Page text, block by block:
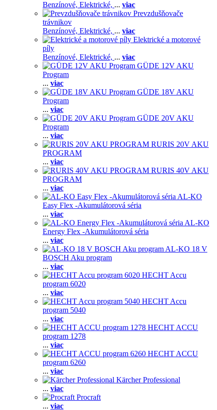
Benzínové, Elektrické, ... viac
Prevzdušňovače
trávnikov
Benzínové, Elektrické, ... viac
Elektrické a motorové
píly
Benzínové, Elektrické, ... viac
GÜDE 12V AKU
Program
... viac
GÜDE 18V AKU
Program
... viac
GÜDE 20V AKU
Program
... viac
RURIS 20V AKU
PROGRAM
... viac
RURIS 40V AKU
PROGRAM
... viac
AL-KO
Easy Flex -Akumulátorová séria
... viac
AL-KO
Energy Flex -Akumulátorová séria
... viac
AL-KO 18 V
BOSCH Aku program
... viac
HECHT Accu
program 6020
... viac
HECHT Accu
program 5040
... viac
HECHT ACCU
program 1278
... viac
HECHT ACCU
program 6260
... viac
Kärcher Professional
... viac
Procraft
... viac